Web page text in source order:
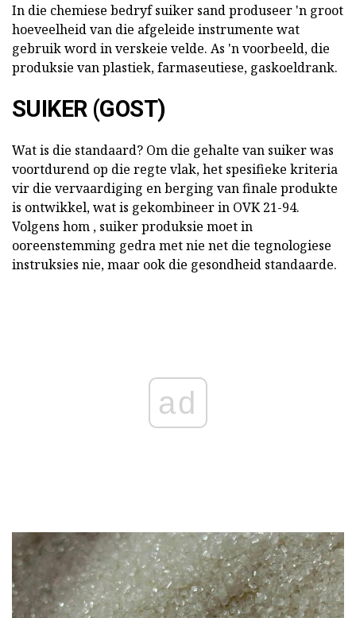
In die chemiese bedryf suiker sand produseer 'n groot
hoeveelheid van die afgeleide instrumente wat
gebruik word in verskeie velde. As 'n voorbeeld, die
produksie van plastiek, farmaseutiese, gaskoeldrank.
SUIKER (GOST)
Wat is die standaard? Om die gehalte van suiker was
voortdurend op die regte vlak, het spesifieke kriteria
vir die vervaardiging en berging van finale produkte
is ontwikkel, wat is gekombineer in OVK 21-94.
Volgens hom , suiker produksie moet in
ooreenstemming gedra met nie net die tegnologiese
instruksies nie, maar ook die gesondheid standaarde.
ad